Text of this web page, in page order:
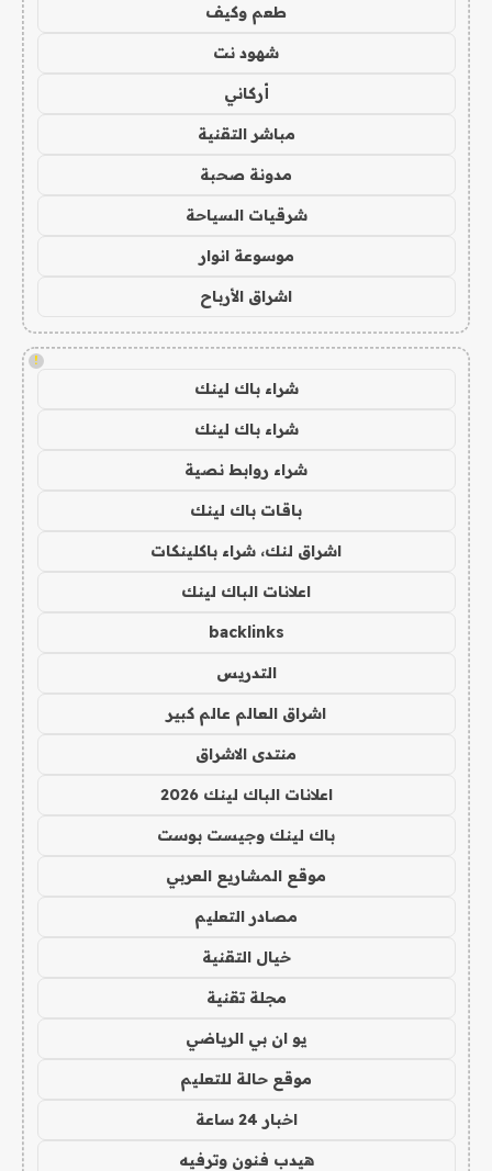
طعم وكيف
شهود نت
أركاني
مباشر التقنية
مدونة صحبة
شرقيات السياحة
موسوعة انوار
اشراق الأرباح
!
شراء باك لينك
شراء باك لينك
شراء روابط نصية
باقات باك لينك
اشراق لنك، شراء باكلينكات
اعلانات الباك لينك
backlinks
التدريس
اشراق العالم عالم كبير
منتدى الاشراق
اعلانات الباك لينك 2026
باك لينك وجيست بوست
موقع المشاريع العربي
مصادر التعليم
خيال التقنية
مجلة تقنية
يو ان بي الرياضي
موقع حالة للتعليم
اخبار 24 ساعة
هيدب فنون وترفيه